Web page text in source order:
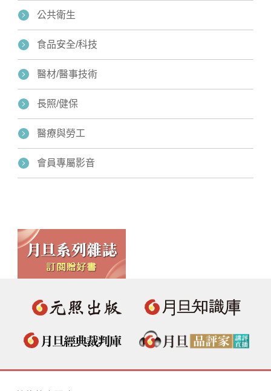
公共衛生
食品安全/科技
醫材/醫事技術
長照/健保
醫療與勞工
會員專屬影音